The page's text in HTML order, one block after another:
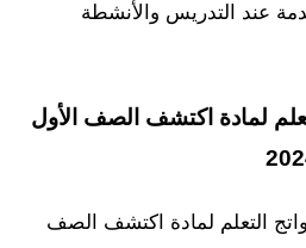
عند التدريس والأنشطة
لمادة اكتشف الصف الأول
التعلم لمادة اكتشف الصف